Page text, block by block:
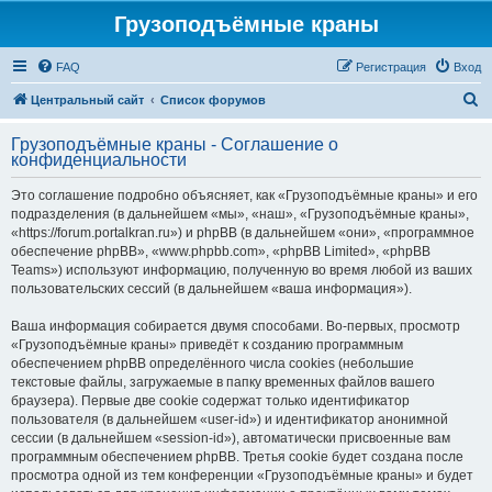
Грузоподъёмные краны
FAQ Вход
Регистрация
Центральный сайт Список форумов
с
Грузоподъёмные краны - Соглашение о
конфиденциальности
Это соглашение подробно объясняет, как «Грузоподъёмные краны» и его
подразделения (в дальнейшем «мы», «наш», «Грузоподъёмные краны»,
«https://forum.portalkran.ru») и phpBB (в дальнейшем «они», «программное
обеспечение phpBB», «www.phpbb.com», «phpBB Limited», «phpBB
Teams») используют информацию, полученную во время любой из ваших
пользовательских сессий (в дальнейшем «ваша информация»).
Ваша информация собирается двумя способами. Во-первых, просмотр
«Грузоподъёмные краны» приведёт к созданию программным
обеспечением phpBB определённого числа cookies (небольшие
текстовые файлы, загружаемые в папку временных файлов вашего
браузера). Первые две cookie содержат только идентификатор
пользователя (в дальнейшем «user-id») и идентификатор анонимной
сессии (в дальнейшем «session-id»), автоматически присвоенные вам
программным обеспечением phpBB. Третья cookie будет создана после
просмотра одной из тем конференции «Грузоподъёмные краны» и будет